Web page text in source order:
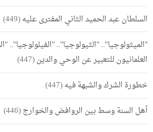
السلطان عبد الحميد الثاني المفترى عليه(449)
"الميثولوجيا".. "الثيولوجيا"..
العلمانيون للتعبير عن الوحي والدين(447)
خطورة الشرك والشبهة فيه(447)
أهل السنة وسط بين الروافض والخوارج(446)